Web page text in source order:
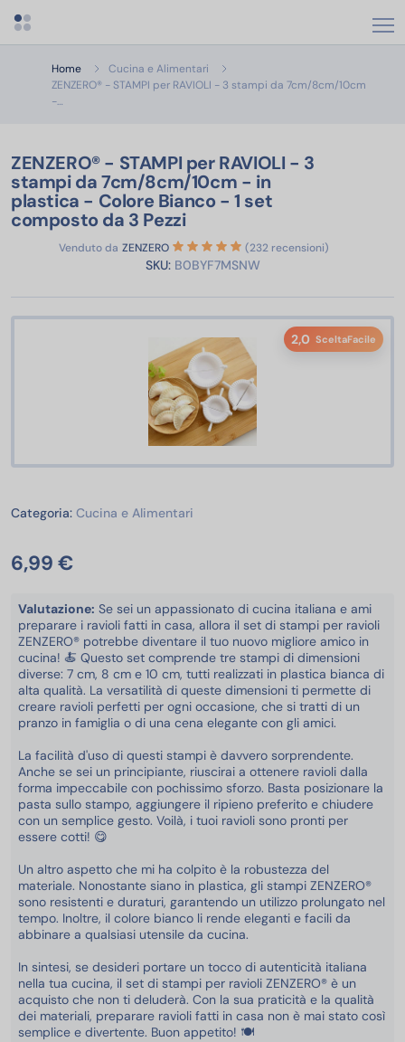
Apri menu categorie
Home
Cucina e Alimentari
ZENZERO® - STAMPI per RAVIOLI - 3 stampi da 7cm/8cm/10cm
-…
ZENZERO® - STAMPI per RAVIOLI - 3
stampi da 7cm/8cm/10cm - in
plastica - Colore Bianco - 1 set
composto da 3 Pezzi
Venduto da ZENZERO (232 recensioni)
SKU:B0BYF7MSNW
2,0 SceltaFacile
Categoria: Cucina e Alimentari
6,99 €
Valutazione: Se sei un appassionato di cucina italiana e ami
preparare i ravioli fatti in casa, allora il set di stampi per ravioli
ZENZERO® potrebbe diventare il tuo nuovo migliore amico in
cucina! 🍝 Questo set comprende tre stampi di dimensioni
diverse: 7 cm, 8 cm e 10 cm, tutti realizzati in plastica bianca di
alta qualità. La versatilità di queste dimensioni ti permette di
creare ravioli perfetti per ogni occasione, che si tratti di un
pranzo in famiglia o di una cena elegante con gli amici.
La facilità d'uso di questi stampi è davvero sorprendente.
Anche se sei un principiante, riuscirai a ottenere ravioli dalla
forma impeccabile con pochissimo sforzo. Basta posizionare la
pasta sullo stampo, aggiungere il ripieno preferito e chiudere
con un semplice gesto. Voilà, i tuoi ravioli sono pronti per
essere cotti! 😋
Un altro aspetto che mi ha colpito è la robustezza del
materiale. Nonostante siano in plastica, gli stampi ZENZERO®
sono resistenti e duraturi, garantendo un utilizzo prolungato nel
tempo. Inoltre, il colore bianco li rende eleganti e facili da
abbinare a qualsiasi utensile da cucina.
In sintesi, se desideri portare un tocco di autenticità italiana
nella tua cucina, il set di stampi per ravioli ZENZERO® è un
acquisto che non ti deluderà. Con la sua praticità e la qualità
dei materiali, preparare ravioli fatti in casa non è mai stato così
semplice e divertente. Buon appetito! 🍽️